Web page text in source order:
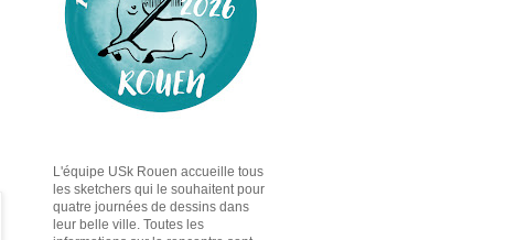
L'équipe USk Rouen accueille tous
les sketchers qui le souhaitent pour
quatre journées de dessins dans
leur belle ville. Toutes les